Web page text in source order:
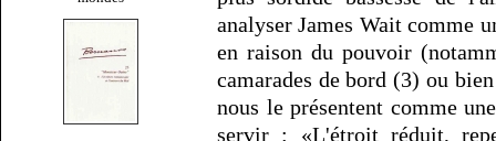
analyser James Wait comme
en raison du pouvoir
camarades de bord (3) ou
nous le présentent comme
servir : «L'étroit réduit,